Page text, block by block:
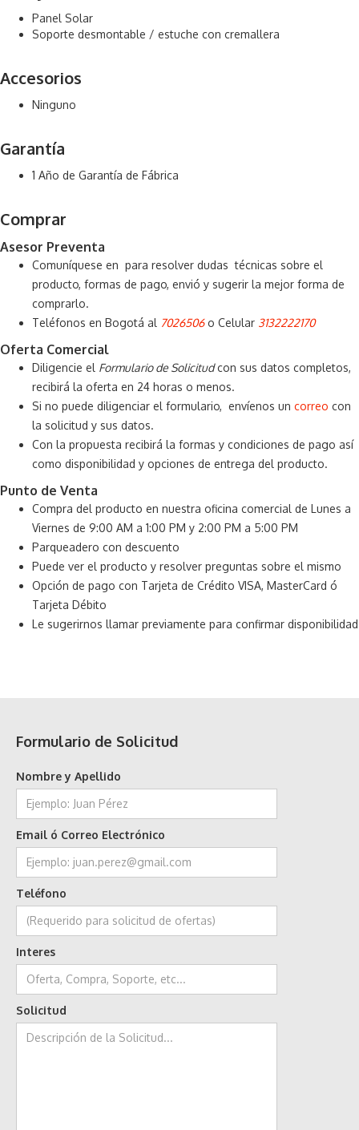
Panel Solar
Soporte desmontable / estuche con cremallera
Accesorios
Ninguno
Garantía
1 Año de Garantía de Fábrica
Comprar
Asesor Preventa
Comuníquese en para resolver dudas técnicas sobre el
producto, formas de pago, envió y sugerir la mejor forma de
comprarlo.
Teléfonos en Bogotá al 7026506o Celular 3132222170
Oferta Comercial
Diligencie el Formulario de Solicitudcon sus datos completos,
recibirá la oferta en 24 horas o menos.
Si no puede diligenciar el formulario, envíenos un correo con
la solicitud y sus datos.
Con la propuesta recibirá la formas y condiciones de pago así
como disponibilidad y opciones de entrega del producto.
Punto de Venta
Compra del producto en nuestra oficina comercial de Lunes a
Viernes de 9:00 AM a 1:00 PM y 2:00 PM a 5:00 PM
Parqueadero con descuento
Puede ver el producto y resolver preguntas sobre el mismo
Opción de pago con Tarjeta de Crédito VISA, MasterCard ó
Tarjeta Débito
Le sugerirnos llamar previamente para confirmar disponibilidad
Formulario de Solicitud
Nombre y Apellido
Email ó Correo Electrónico
Teléfono
Interes
Solicitud